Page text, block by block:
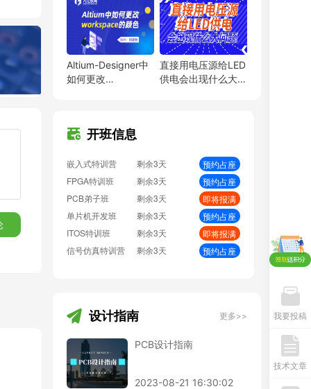
Altium-Designer中
如何更改
直接用电压源给LED
供电会出现什么大问
开班信息
射频基础班
剩余3天
即将报满
EMC加强班
剩余3天
预约占座
BMS特训营
剩余3天
即将报满
嵌入式特训营
剩余3天
预约占座
FPGA特训班
剩余3天
预约占座
ITOS特训班
数字IC设计班
剩余3天
即将报满
硬件弟子班
剩余3天
即将报满
PCB线下班
剩余3天
即将报满
硬件开发班
剩余3天
即将报满
PCB特训营
剩余3天
预约占座
射频基础班
剩余3天
即将报满
设计指南 更多>>
PCB设计指南
2023-08-21 16:30:02
我要投稿
技术文章